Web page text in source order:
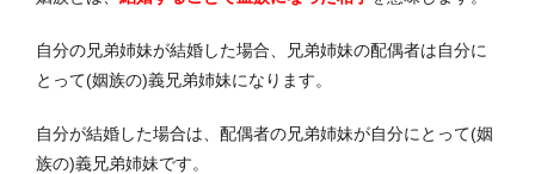
自分の兄弟姉妹が結婚した場合、兄弟姉妹の配偶者は自分に
とって(姻族の)義兄弟姉妹になります。
自分が結婚した場合は、配偶者の兄弟姉妹が自分にとって(姻
族の)義兄弟姉妹です。